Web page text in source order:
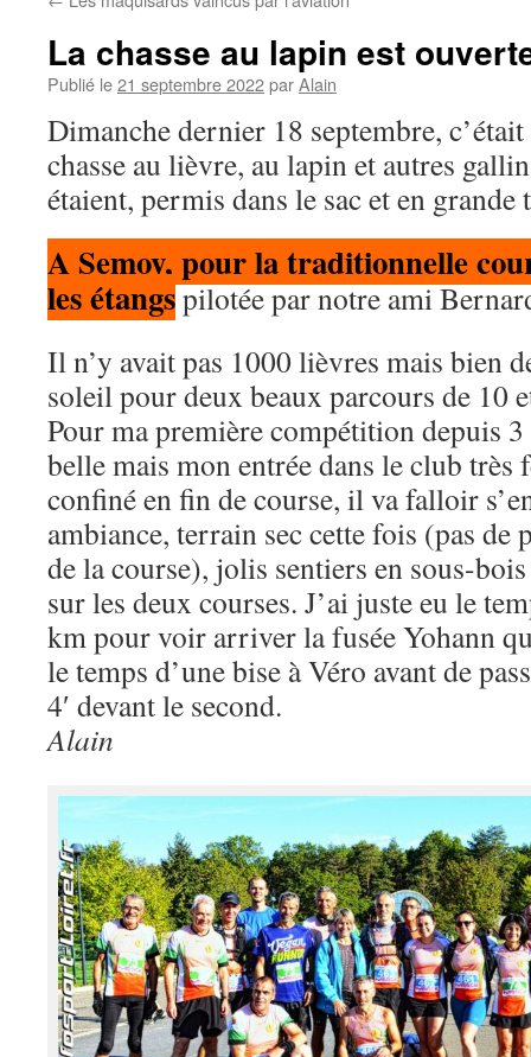
La chasse au lapin est
Publié le21 septembre 2022parAlain
Dimanche dernier 18 septembre,
chasse au lièvre, au lapin et autres
étaient, permis dans le sac et en grande
A Semoy, pour la traditionnelle
les étangspilotée par notre ami
Il n’y avait pas 1000 lièvres mais bien
soleil pour deux beaux parcours de 10
Pour ma première compétition depuis 3
belle mais mon entrée dans le club très
confiné en fin de course, il va falloir
ambiance, terrain sec cette fois (pas de
de la course), jolis sentiers en sous-
sur les deux courses. J’ai juste eu le
km pour voir arriver la fusée Yohann
le temps d’une bise à Véro avant de
4′ devant le second.
Alain